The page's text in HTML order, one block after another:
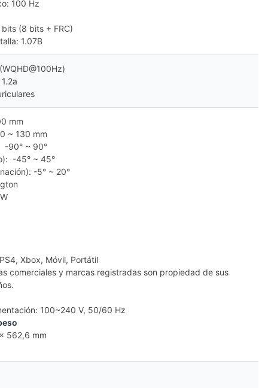
100 Hz
(8 bits + FRC)
1.07B
mm
~ 130 mm
-90° ~ 90°
-45° ~ 45°
-5° ~ 20°
Xbox, Móvil, Portátil
comerciales y marcas registradas son propiedad de sus
100~240 V, 50/60 Hz
562,6 mm